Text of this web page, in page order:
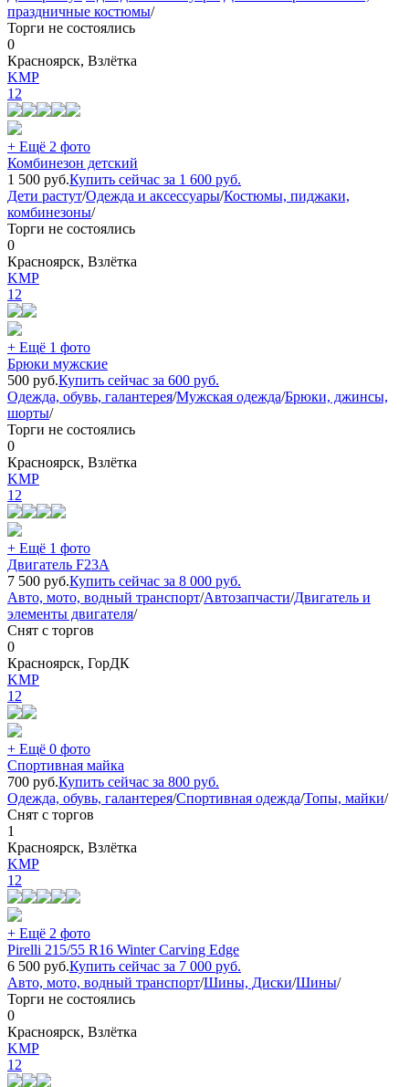
праздничные костюмы/
Торги не состоялись
0
Красноярск, Взлётка
KMP
12
+ Ещё 2 фото
Комбинезон детский
1 500 руб.Купить сейчас за 1 600 руб.
Дети растут/Одежда и аксессуары/Костюмы, пиджаки,
комбинезоны/
Торги не состоялись
0
Красноярск, Взлётка
KMP
12
+ Ещё 1 фото
Брюки мужские
500 руб.Купить сейчас за 600 руб.
Одежда, обувь, галантерея/Мужская одежда/Брюки, джинсы,
шорты/
Торги не состоялись
0
Красноярск, Взлётка
KMP
12
+ Ещё 1 фото
Двигатель F23A
7 500 руб.Купить сейчас за 8 000 руб.
Авто, мото, водный транспорт/Автозапчасти/Двигатель и
элементы двигателя/
Снят с торгов
0
Красноярск, ГорДК
KMP
12
+ Ещё 0 фото
Спортивная майка
700 руб.Купить сейчас за 800 руб.
Одежда, обувь, галантерея/Спортивная одежда/Топы, майки/
Снят с торгов
1
Красноярск, Взлётка
KMP
12
+ Ещё 2 фото
Pirelli 215/55 R16 Winter Carving Edge
6 500 руб.Купить сейчас за 7 000 руб.
Авто, мото, водный транспорт/Шины, Диски/Шины/
Торги не состоялись
0
Красноярск, Взлётка
KMP
12